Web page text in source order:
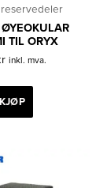
TIL ORYX
inkl. mva.
KJØP